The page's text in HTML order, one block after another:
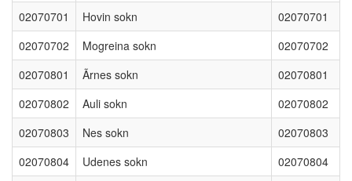
02070701
Hovin sokn
02070701
02070702
Mogreina sokn
02070702
02070801
Ãrnes sokn
02070801
02070802
Auli sokn
02070802
02070803
Nes sokn
02070803
02070804
Udenes sokn
02070804